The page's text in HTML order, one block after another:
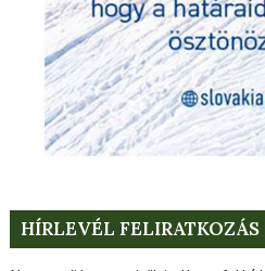
HÍRLEVÉL FELIRATKOZÁS